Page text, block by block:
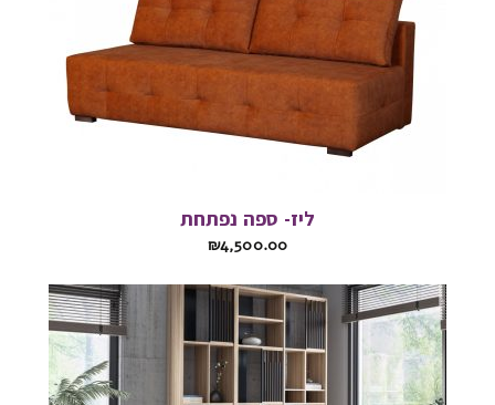
ליז- ספה נפתחת
₪4,500.00